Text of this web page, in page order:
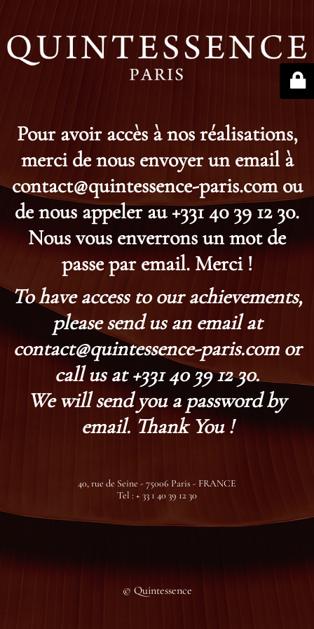
Pour avoir accès à nos réalisations,
merci de nous envoyer un email à
contact@quintessence-paris.com ou
de nous appeler au +331 40 39 12 30.
Nous vous enverrons un mot de
passe par email. Merci !
To have access to our achievements,
please send us an email at
contact@quintessence-paris.com or
call us at +331 40 39 12 30.
We will send you a password by
email. Thank You !
40, rue de Seine - 75006 Paris - FRANCE
Tel : + 33 1 40 39 12 30
© Quintessence